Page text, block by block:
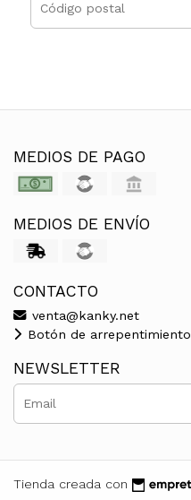
MEDIOS DE PAGO
MEDIOS DE ENVÍO
CONTACTO
venta@kanky.net
Botón de arrepentimiento
NEWSLETTER
Tienda creada con